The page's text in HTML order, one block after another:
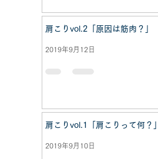
肩こりvol.2「原因は筋肉？」
2019年9月12日
肩こりvol.1「肩こりって何？」
2019年9月10日